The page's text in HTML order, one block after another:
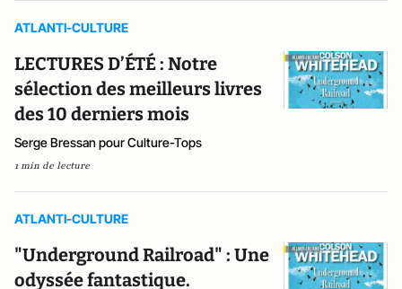
ATLANTI-CULTURE
LECTURES D’ÉTÉ : Notre
sélection des meilleurs livres
des 10 derniers mois
Serge Bressan pour Culture-Tops
1 min de lecture
ATLANTI-CULTURE
"Underground Railroad" : Une
odyssée fantastique.